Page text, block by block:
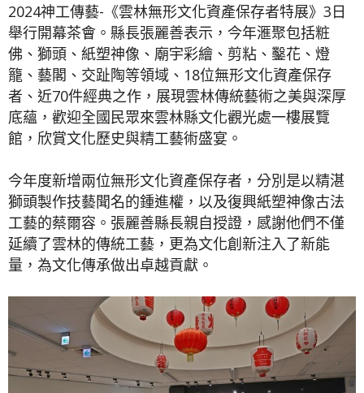
2024神工傳藝-《雲林無形文化資產保存者特展》3日
舉行開幕茶會。縣長張麗善表示，今年滙聚包括粧
佛、獅頭、紙塑神像、廟宇彩繪、剪粘、鑿花、燈
籠、藝閣、交趾陶等領域、18位無形文化資產保存
者、近70件經典之作，展現雲林傳統藝術之美與深厚
底蘊，歡迎全國民眾來雲林縣文化觀光處一樓展覽
館，欣賞文化歷史與精工藝術盛宴。
今年度新增兩位無形文化資產保存者，分別是以精湛
獅頭製作技藝聞名的鍾進權，以及復興紙塑神像古法
工藝的蔡爾容。張麗善縣長親自授證，感謝他們不僅
延續了雲林的傳統工藝，更為文化創新注入了新能
量，為文化傳承做出卓越貢獻。